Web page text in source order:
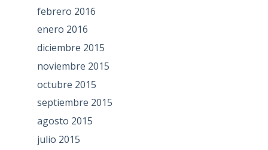
febrero 2016
enero 2016
diciembre 2015
noviembre 2015
octubre 2015
septiembre 2015
agosto 2015
julio 2015